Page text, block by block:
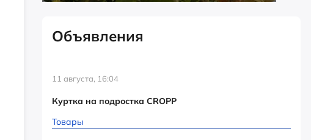
Объявления
11 августа, 16:04
Куртка на подростка CROPP
Товары